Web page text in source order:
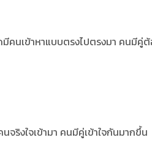
มีคนเข้าหาแบบตรงไปตรงมา คนมีคู่
ริงใจเข้ามา คนมีคู่เข้าใจกันมากขึ้น